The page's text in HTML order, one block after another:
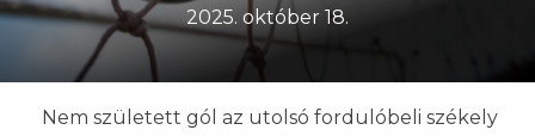
2025. október 18.
Nem született gól az utolsó fordulóbeli székely